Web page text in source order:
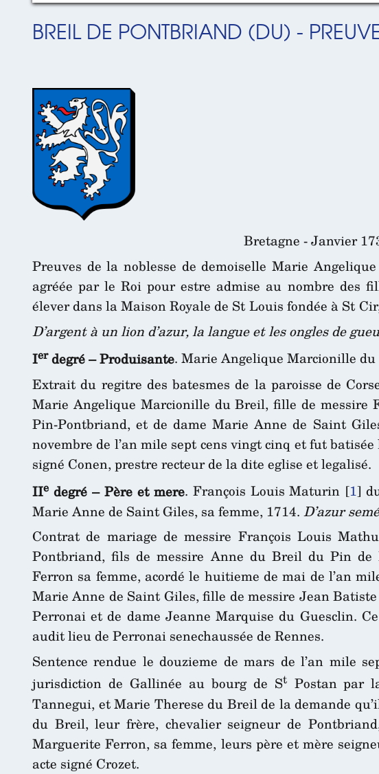
BREIL DE PONTBRIAND (DU) -
Bretagne - Janvier
Preuves de la noblesse de demoiselle Marie
agréée par le Roi pour estre admise au nombre des
élever dans la Maison Royale de St Louis fondée à St
D’argent à un lion d’azur, la langue et les ongles de
Ierdegré – Produisante. Marie Angelique Marcionille
Extrait du regitre des batesmes de la paroisse de
Marie Angelique Marcionille du Breil, fille de messire
Pin-Pontbriand, et de dame Marie Anne de Saint
novembre de l’an mile sept cens vingt cinq et fut
signé Conen, prestre recteur de la dite eglise et legalisé.
IIe degré – Père et mere. François Louis Maturin [1]
Marie Anne de Saint Giles, sa femme, 1714. D’azur
Contrat de mariage de messire François Louis
Pontbriand, fils de messire Anne du Breil du Pin de
Ferron sa femme, acordé le huitieme de mai de l’an
Marie Anne de Saint Giles, fille de messire Jean
Perronai et de dame Jeanne Marquise du Guesclin.
audit lieu de Perronai senechaussée de Rennes.
Sentence rendue le douzieme de mars de l’an mile
jurisdiction de Gallinée au bourg de StPostan par
Tannegui, et Marie Therese du Breil de la demande
du Breil, leur frère, chevalier seigneur de
Marguerite Ferron, sa femme, leurs père et mère
acte signé Crozet.